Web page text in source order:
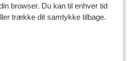
browser. Du kan til enhver tid
trække dit samtykke tilbage.